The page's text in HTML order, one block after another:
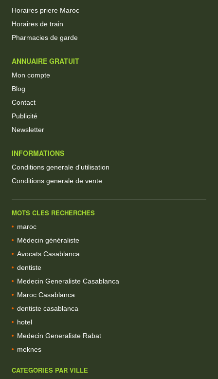
Horaires priere Maroc
Horaires de train
Pharmacies de garde
ANNUAIRE GRATUIT
Mon compte
Blog
Contact
Publicité
Newsletter
INFORMATIONS
Conditions generale d'utilisation
Conditions generale de vente
MOTS CLES RECHERCHES
maroc
Médecin généraliste
Avocats Casablanca
dentiste
Medecin Generaliste Casablanca
Maroc Casablanca
dentiste casablanca
hotel
Medecin Generaliste Rabat
meknes
CATEGORIES PAR VILLE